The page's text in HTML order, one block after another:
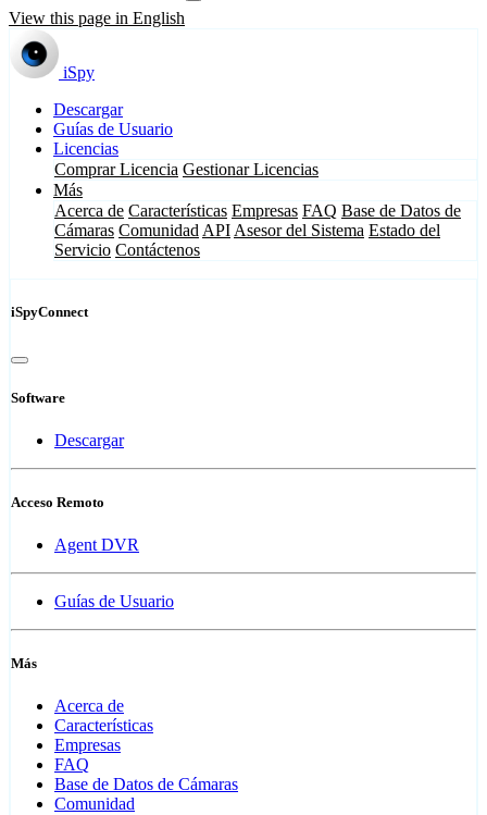
View this page in English
iSpy
Descargar
Guías de Usuario
Licencias
Comprar Licencia Gestionar Licencias
Más
Acerca de Características Empresas FAQ Base de Datos de
Cámaras Comunidad API Asesor del Sistema Estado del
Servicio Contáctenos
iSpyConnect
Software
Descargar
Acceso Remoto
Agent DVR
Guías de Usuario
Más
Acerca de
Características
Empresas
FAQ
Base de Datos de Cámaras
Comunidad